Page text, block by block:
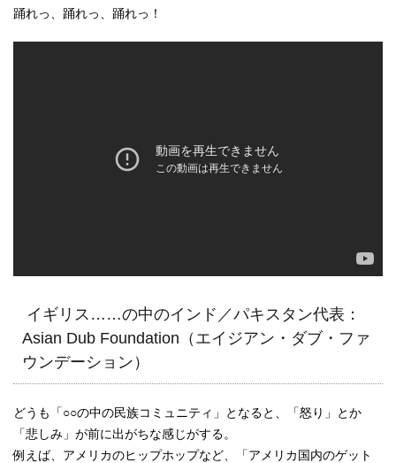
踊れっ、踊れっ、踊れっ！
イギリス……の中のインド／パキスタン代表：
Asian Dub Foundation（エイジアン・ダブ・ファ
ウンデーション）
どうも「○○の中の民族コミュニティ」となると、「怒り」とか
「悲しみ」が前に出がちな感じがする。
例えば、アメリカのヒップホップなど、「アメリカ国内のゲット